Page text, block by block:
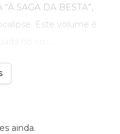
SAGA DA BESTA”,
Este volume é
ainda.